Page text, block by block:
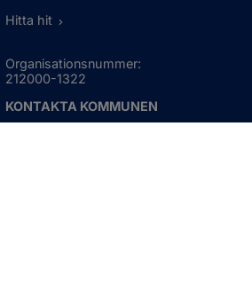
Hitta hit
Organisationsnummer:
212000-1322
KONTAKTA KOMMUNEN